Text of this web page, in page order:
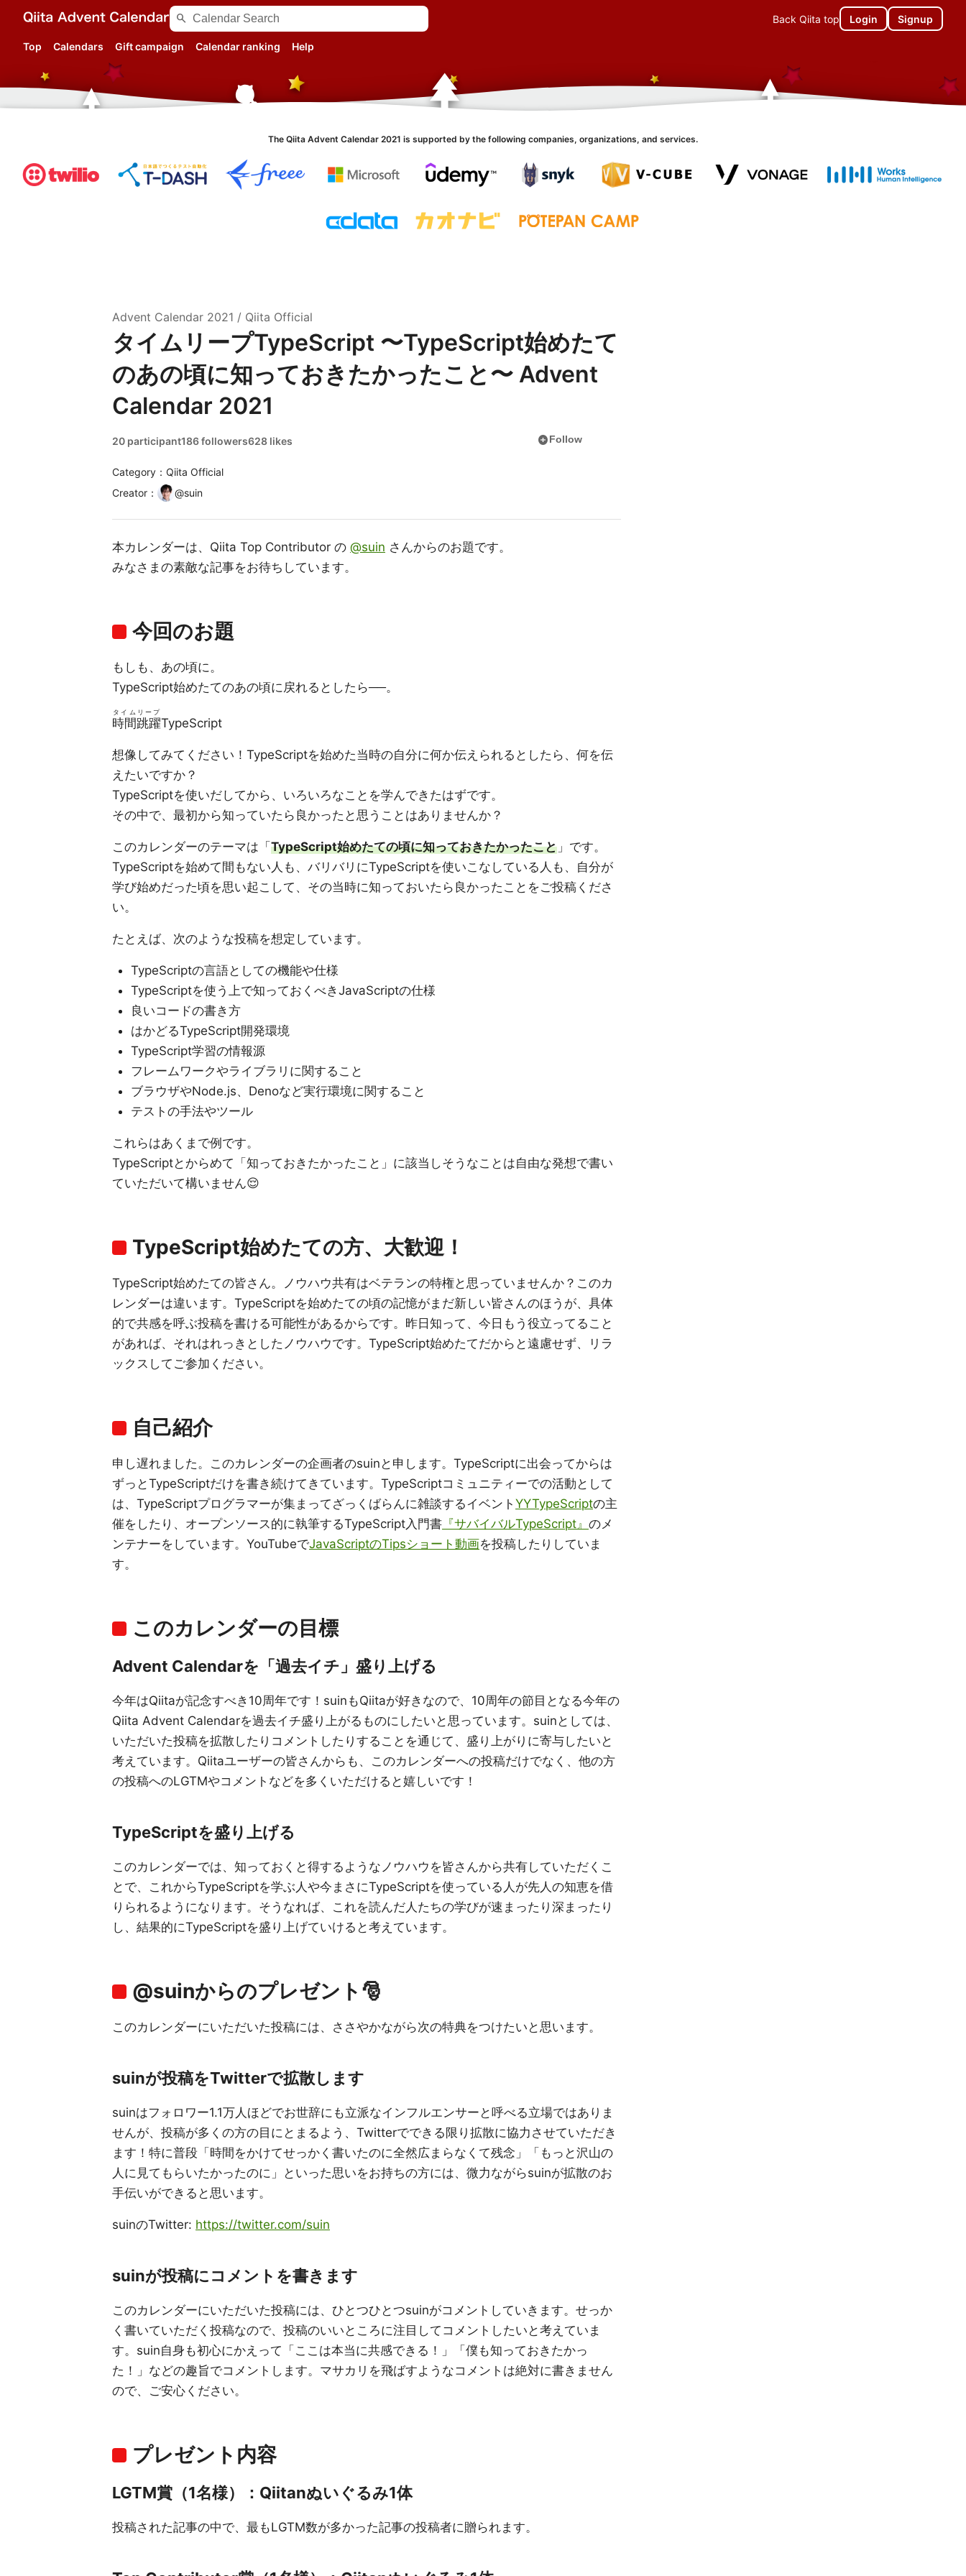
search Back Qiita top Login Signup
Top Calendars Gift campaign Calendar ranking Help
The Qiita Advent Calendar 2021 is supported by the following companies, organizations, and services.
Advent Calendar 2021 / Qiita Official
タイムリープTypeScript 〜TypeScript始めたて
のあの頃に知っておきたかったこと〜 Advent
Calendar 2021
20 participant186 followers628 likes add_circleFollow
Category：Qiita Official
Creator ： @suin
本カレンダーは、Qiita Top Contributor の @suin さんからのお題です。
みなさまの素敵な記事をお待ちしています。
今回のお題
もしも、あの頃に。
TypeScript始めたてのあの頃に戻れるとしたら──。
時間跳躍
タイムリープ
TypeScript
想像してみてください！TypeScriptを始めた当時の自分に何か伝えられるとしたら、何を伝
えたいですか？
TypeScriptを使いだしてから、いろいろなことを学んできたはずです。
その中で、最初から知っていたら良かったと思うことはありませんか？
このカレンダーのテーマは「 TypeScript始めたての頃に知っておきたかったこと 」です。
TypeScriptを始めて間もない人も、バリバリにTypeScriptを使いこなしている人も、自分が
学び始めだった頃を思い起こして、その当時に知っておいたら良かったことをご投稿くださ
い。
たとえば、次のような投稿を想定しています。
TypeScriptの言語としての機能や仕様
TypeScriptを使う上で知っておくべきJavaScriptの仕様
良いコードの書き方
はかどるTypeScript開発環境
TypeScript学習の情報源
フレームワークやライブラリに関すること
ブラウザやNode.js、Denoなど実行環境に関すること
テストの手法やツール
これらはあくまで例です。
TypeScriptとからめて「知っておきたかったこと」に該当しそうなことは自由な発想で書い
ていただいて構いません😌
TypeScript始めたての方、大歓迎！
TypeScript始めたての皆さん。ノウハウ共有はベテランの特権と思っていませんか？このカ
レンダーは違います。TypeScriptを始めたての頃の記憶がまだ新しい皆さんのほうが、具体
的で共感を呼ぶ投稿を書ける可能性があるからです。昨日知って、今日もう役立ってること
があれば、それはれっきとしたノウハウです。TypeScript始めたてだからと遠慮せず、リラ
ックスしてご参加ください。
自己紹介
申し遅れました。このカレンダーの企画者のsuinと申します。TypeScriptに出会ってからは
ずっとTypeScriptだけを書き続けてきています。TypeScriptコミュニティーでの活動として
は、TypeScriptプログラマーが集まってざっくばらんに雑談するイベント YYTypeScriptの主
催をしたり、オープンソース的に執筆するTypeScript入門書 『サバイバルTypeScript』 のメ
ンテナーをしています。YouTubeでJavaScriptのTipsショート動画を投稿したりしていま
す。
このカレンダーの目標
Advent Calendarを「過去イチ」盛り上げる
今年はQiitaが記念すべき10周年です！suinもQiitaが好きなので、10周年の節目となる今年の
Qiita Advent Calendarを過去イチ盛り上がるものにしたいと思っています。suinとしては、
いただいた投稿を拡散したりコメントしたりすることを通じて、盛り上がりに寄与したいと
考えています。Qiitaユーザーの皆さんからも、このカレンダーへの投稿だけでなく、他の方
の投稿へのLGTMやコメントなどを多くいただけると嬉しいです！
TypeScriptを盛り上げる
このカレンダーでは、知っておくと得するようなノウハウを皆さんから共有していただくこ
とで、これからTypeScriptを学ぶ人や今まさにTypeScriptを使っている人が先人の知恵を借
りられるようになります。そうなれば、これを読んだ人たちの学びが速まったり深まったり
し、結果的にTypeScriptを盛り上げていけると考えています。
@suinからのプレゼント🎅
このカレンダーにいただいた投稿には、ささやかながら次の特典をつけたいと思います。
suinが投稿をTwitterで拡散します
suinはフォロワー1.1万人ほどでお世辞にも立派なインフルエンサーと呼べる立場ではありま
せんが、投稿が多くの方の目にとまるよう、Twitterでできる限り拡散に協力させていただき
ます！特に普段「時間をかけてせっかく書いたのに全然広まらなくて残念」「もっと沢山の
人に見てもらいたかったのに」といった思いをお持ちの方には、微力ながらsuinが拡散のお
手伝いができると思います。
suinのTwitter: https://twitter.com/suin
suinが投稿にコメントを書きます
このカレンダーにいただいた投稿には、ひとつひとつsuinがコメントしていきます。せっか
く書いていただく投稿なので、投稿のいいところに注目してコメントしたいと考えていま
す。suin自身も初心にかえって「ここは本当に共感できる！」「僕も知っておきたかっ
た！」などの趣旨でコメントします。マサカリを飛ばすようなコメントは絶対に書きません
ので、ご安心ください。
プレゼント内容
LGTM賞（1名様）：Qiitanぬいぐるみ1体
投稿された記事の中で、最もLGTM数が多かった記事の投稿者に贈られます。